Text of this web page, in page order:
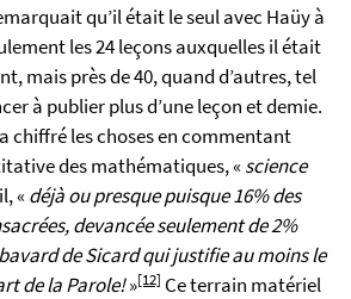
qu’il était le seul avec Haüy à
les 24 leçons auxquelles il était
mais près de 40, quand d’autres, tel
à publier plus d’une leçon et demie.
chiffré les choses en commentant
des mathématiques, «science
«déjà ou presque puisque 16% des
devancée seulement de 2%
de Sicard qui justifie au moins le
de la Parole!»[12] Ce terrain matériel